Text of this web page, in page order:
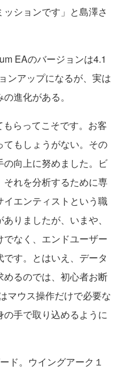
ションです」と島澤さ
EAのバージョンは4.1
ンアップになるが、実は
進化がある。
らってこそです。お客
もしょうがない。その
向上に努めました。ビ
れを分析するために専
エンティストという職
りましたが、いまや、
なく、エンドユーザー
す。とはいえ、データ
るのでは、初心者お断
マウス操作だけで必要な
手で取り込めるように
ド。ウイングアーク１